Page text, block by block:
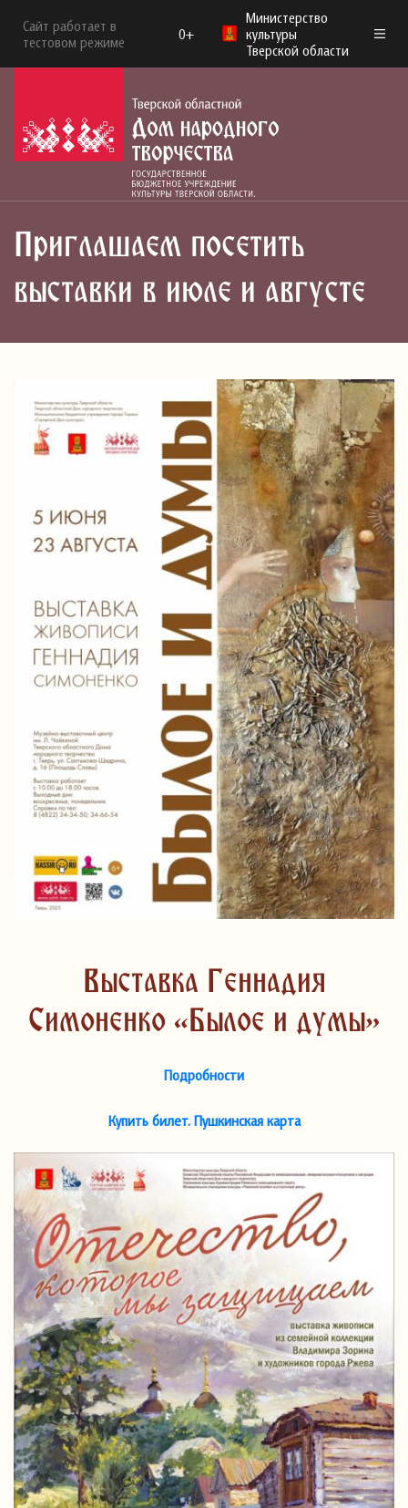
Сайт работает в
тестовом режиме
0+
Министерство
культуры
Тверской области
Приглашаем посетить
выставки в июле и августе
Выставка Геннадия
Симоненко «Былое и думы»
Подробности
Купить билет. Пушкинская карта